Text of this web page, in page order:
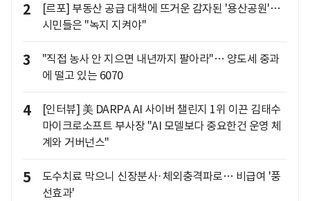
2
[르포] 부동산 공급 대책에 뜨거운 감자된 '용산공원'…
시민들은 "녹지 지켜야"
3
"직접 농사 안 지으면 내년까지 팔아라"… 양도세 중과
에 떨고 있는 6070
4
[인터뷰] 美 DARPA AI 사이버 챌린지 1위 이끈 김태수
마이크로소프트 부사장 "AI 모델보다 중요한건 운영 체
계와 거버넌스"
5
도수치료 막으니 신장분사·체외충격파로… 비급여 '풍
선효과'